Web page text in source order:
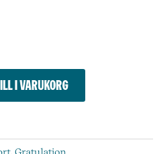
i varukorg